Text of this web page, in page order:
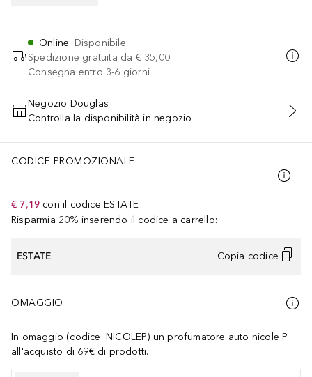
Online: Disponibile
Spedizione gratuita da € 35,00
Consegna entro 3-6 giorni
AGGIUNGI AL CARRELLO
Negozio Douglas
Controlla la disponibilità in negozio
CODICE PROMOZIONALE
€ 7,19 con il codice ESTATE
Risparmia 20% inserendo il codice a carrello:
ESTATE Copia codice
OMAGGIO
In omaggio (codice: NICOLEP) un profumatore auto nicole P
all'acquisto di 69€ di prodotti.